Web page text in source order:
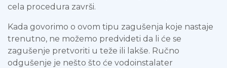
cela procedura završi.
Kada govorimo o ovom tipu zagušenja koje nastaje
trenutno, ne možemo predvideti da li će se
zagušenje pretvoriti u teže ili lakše. Ručno
odgušenje je nešto što će vodoinstalater